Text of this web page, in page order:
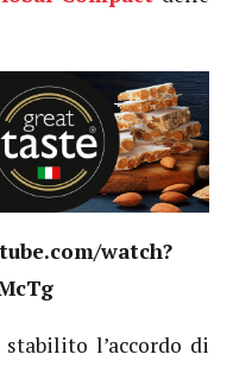
watch?
l’accordo di